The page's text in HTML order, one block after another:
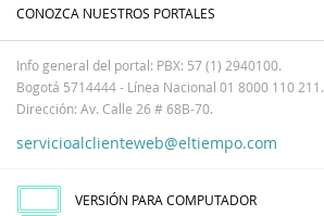
CONOZCA NUESTROS PORTALES
Info general del portal: PBX: 57 (1) 2940100.
Bogotá 5714444 - Línea Nacional 01 8000 110 211.
Dirección: Av. Calle 26 # 68B-70.
servicioalclienteweb@eltiempo.com
VERSIÓN PARA COMPUTADOR